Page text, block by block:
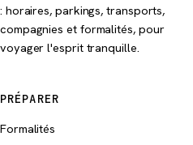
: horaires, parkings, transports,
compagnies et formalités, pour
voyager l'esprit tranquille.
PRÉPARER
Formalités